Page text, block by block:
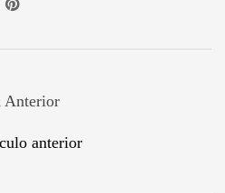
Anterior
anterior